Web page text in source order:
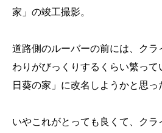
家」の竣工撮影。
道路側のルーバーの前には、クラ
わりがびっくりするくらい繁って
日葵の家」に改名しようかと思っ
いやこれがとっても良くて、ク